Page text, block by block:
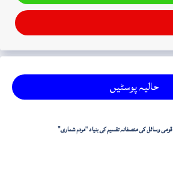
حالیہ پوسٹیں
قومی وسائل کی منصفانہ تقسیم کی بنیاد "مردم شماری”